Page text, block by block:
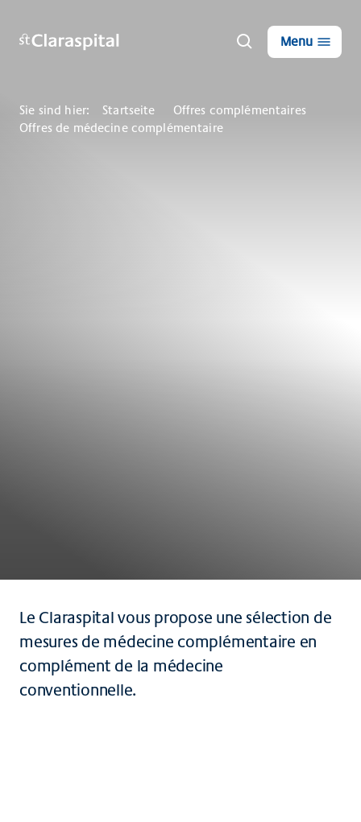
Menu
Sie sind hier: Startseite
Offres complémentaires
Offres de médecine complémentaire
Le Claraspital vous propose une sélection de
mesures de médecine complémentaire en
complément de la médecine
conventionnelle.